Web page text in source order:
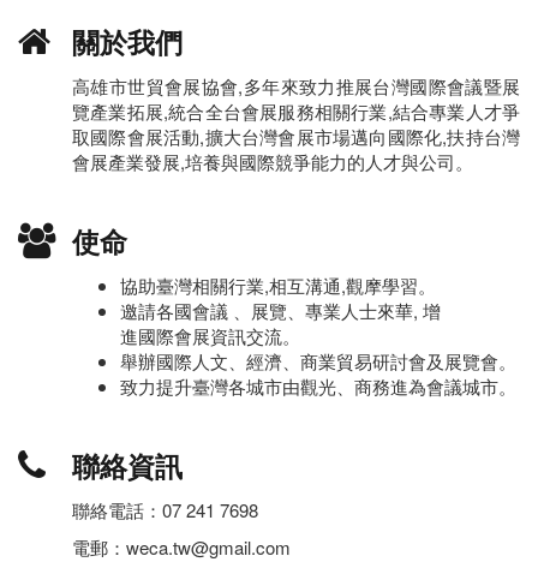
關於我們
高雄市世貿會展協會,多年來致力推展台灣國際會議暨展
覽產業拓展,統合全台會展服務相關行業,結合專業人才爭
取國際會展活動,擴大台灣會展市場邁向國際化,扶持台灣
會展產業發展,培養與國際競爭能力的人才與公司。
使命
協助臺灣相關行業,相互溝通,觀摩學習。
邀請各國會議 、展覽、專業人士來華, 增
進國際會展資訊交流。
舉辦國際人文、經濟、商業貿易研討會及展覽會。
致力提升臺灣各城市由觀光、商務進為會議城市。
聯絡資訊
聯絡電話：07 241 7698
電郵：weca.tw@gmail.com